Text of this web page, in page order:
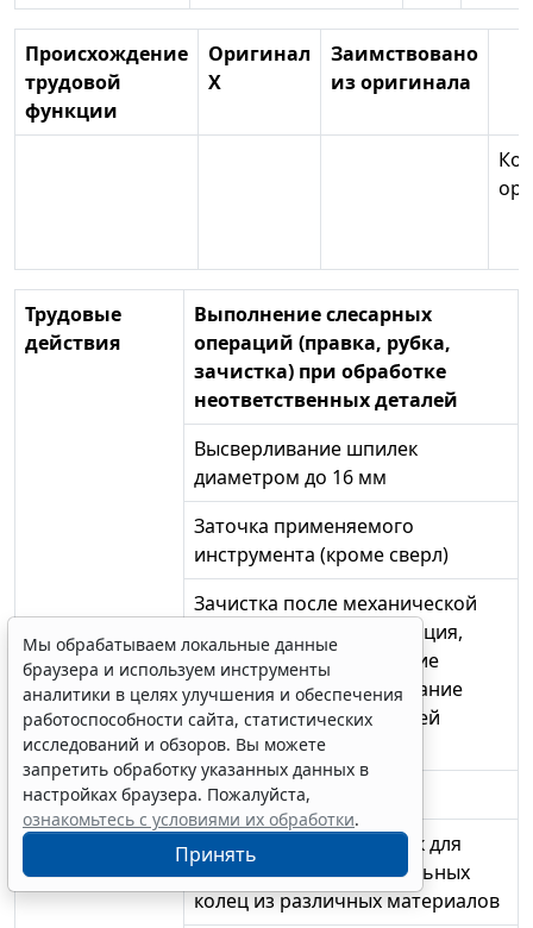
Происхождение
трудовой
функции
Оригинал
Х
Заимствовано
из оригинала
Код
Трудовые
действия
Выполнение слесарных
операций (правка, рубка,
зачистка) при обработке
неответственных деталей
Высверливание шпилек
диаметром до 16 мм
Заточка применяемого
инструмента (кроме сверл)
Зачистка после механической
обработки, расконсервация,
консервация, опиливание
сварных швов, обертывание
бумагой, пленкой деталей
разных
Изготовление бирок
Изготовление заготовок для
прокладок и уплотнительных
колец из различных материалов
Мы обрабатываем локальные данные
браузера и используем инструменты
аналитики в целях улучшения и обеспечения
работоспособности сайта, статистических
исследований и обзоров. Вы можете
запретить обработку указанных данных в
настройках браузера. Пожалуйста,
ознакомьтесь с условиями их обработки.
Принять